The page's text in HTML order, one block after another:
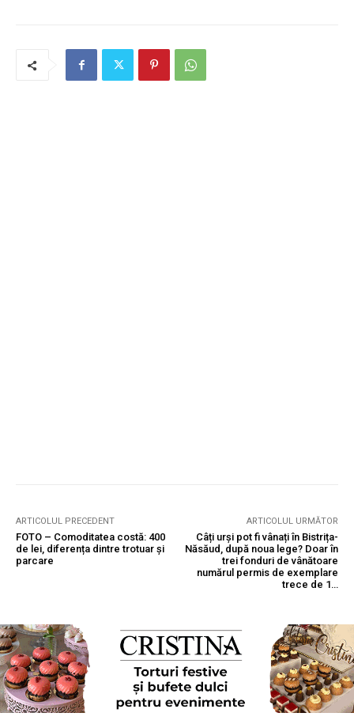
ARTICOLUL PRECEDENT
FOTO – Comoditatea costă: 400
de lei, diferența dintre trotuar și
parcare
ARTICOLUL URMĂTOR
Câți urși pot fi vânați în Bistrița-
Năsăud, după noua lege? Doar în
trei fonduri de vânătoare
numărul permis de exemplare
trece de 1…